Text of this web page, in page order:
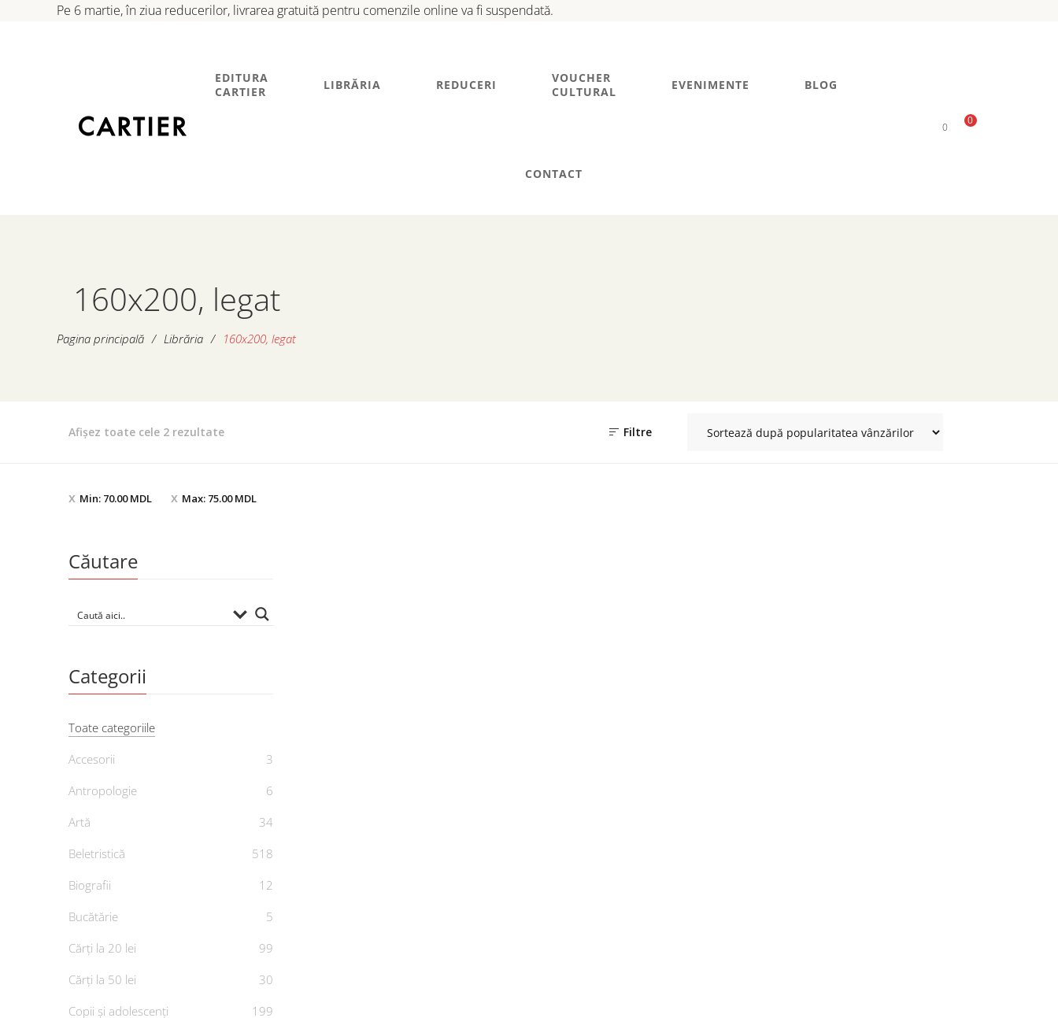
Pe 6 martie, în ziua reducerilor, livrarea gratuită pentru comenzile online va fi suspendată.
EDITURA
CARTIER
LIBRĂRIA REDUCERI
VOUCHER
CULTURAL
EVENIMENTE BLOG
CONTACT
0
0
160x200, legat
Pagina principală / Librăria / 160x200, legat
Afișez toate cele 2 rezultate Filtre
Min: 70.00MDL Max: 75.00MDL
Căutare
Categorii
Toate categoriile
Accesorii
3
Antropologie
6
Artă
34
Beletristică
518
Biografii
12
Bucătărie
5
Cărți la 20 lei
99
Cărți la 50 lei
30
Copii și adolescenți
199